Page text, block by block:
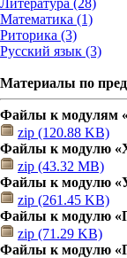
Литература (28)
Математика (1)
Риторика (3)
Русский язык (3)
Материалы по
Файлы к модулям
zip (120.88 KB)
Файлы к модулю
zip (43.32 MB)
Файлы к модулю
zip (261.45 KB)
Файлы к модулю
zip (71.29 KB)
Файлы к модулю